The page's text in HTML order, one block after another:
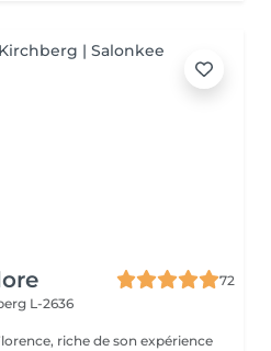
72
L-2636